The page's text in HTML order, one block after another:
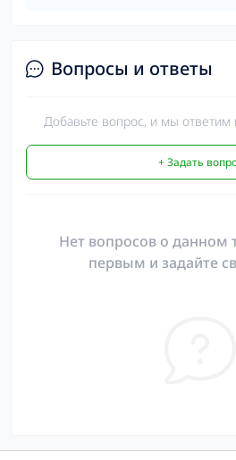
Вопросы и ответы
Добавьте вопрос, и мы
+ Задать
Нет вопросов о данном
первым и задайте